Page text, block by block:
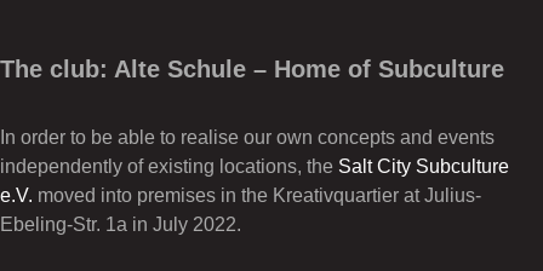
The club: Alte Schule – Home of Subculture
In order to be able to realise our own concepts and events
independently of existing locations, the Salt City Subculture
e.V. moved into premises in the Kreativquartier at Julius-
Ebeling-Str. 1a in July 2022.